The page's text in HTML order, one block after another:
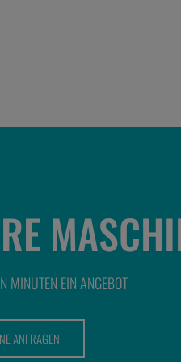
MINUTEN EIN ANGEBOT
ANFRAGEN